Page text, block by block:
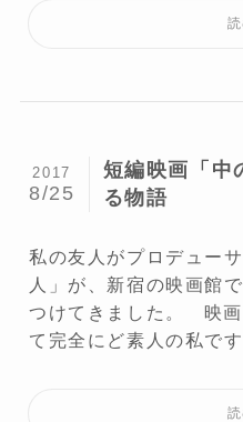
短編映画「中
る物語
2017
8/25
私の友人がプロデュー
人」が、新宿の映画館
つけてきました。 映
て完全にど素人の私で